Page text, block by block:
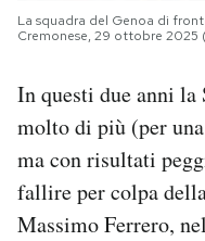
La squadra del Genoa di
Cremonese, 29 ottobre 2025
In questi due anni la
molto di più (per
ma con risultati
fallire per colpa
Massimo Ferrero,